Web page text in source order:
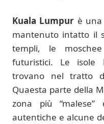
Kuala Lumpur è
mantenuto intatto il
templi, le
futuristici. Le isole
trovano nel tratto
Quaesta parte della
zona più
autentiche e alcune